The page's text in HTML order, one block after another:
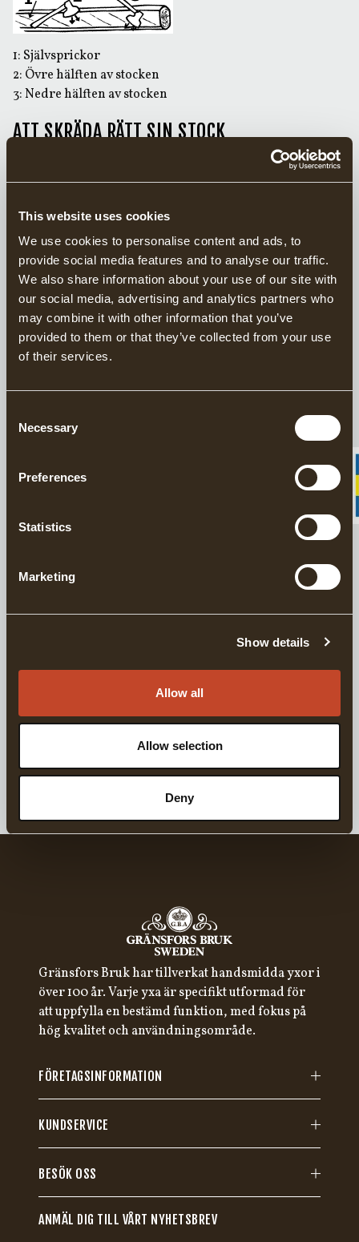
This website uses cookies
We use cookies to personalise content and ads, to
provide social media features and to analyse our traffic.
We also share information about your use of our site with
our social media, advertising and analytics partners who
may combine it with other information that you’ve
provided to them or that they’ve collected from your use
of their services.
Selection
Necessary
Preferences
Statistics
Marketing
Show details
Allow all
Allow selection
Deny
1: Självsprickor
2: Övre hälften av stocken
3: Nedre hälften av stocken
ATT SKRÄDA RÄTT SIN STOCK
Timmermannen rör sig bakåt under arbetets gång så att
han hela tiden kan kontrollera att ytan blir fin. Stocken
Eftersom eventuella småflis inte får bilda fickor för
regnvattnet, har timmermannen stocken upp och ned vid
skrädningen jämfört med hur den sedan läggs i
husväggen. Självsprickorna vänds inåt om insidan ska
kläs med panel. Annars vänds de utåt så att insidan blir
vacker och lättstädad.
ATT KLYVA VED
YX OCH LÄDERVÅRD
VÅRDA DIN YXA OCH EGGSKYDD
Gränsfors Bruk har tillverkat handsmidda yxor i
över 100 år. Varje yxa är specifikt utformad för
att uppfylla en bestämd funktion, med fokus på
hög kvalitet och användningsområde.
FÖRETAGSINFORMATION
KUNDSERVICE
BESÖK OSS
ANMÄL DIG TILL VÅRT NYHETSBREV